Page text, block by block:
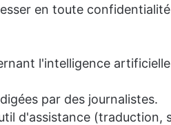
en toute
l'intelligence artificielle
par des journalistes.
d'assistance (traduction,